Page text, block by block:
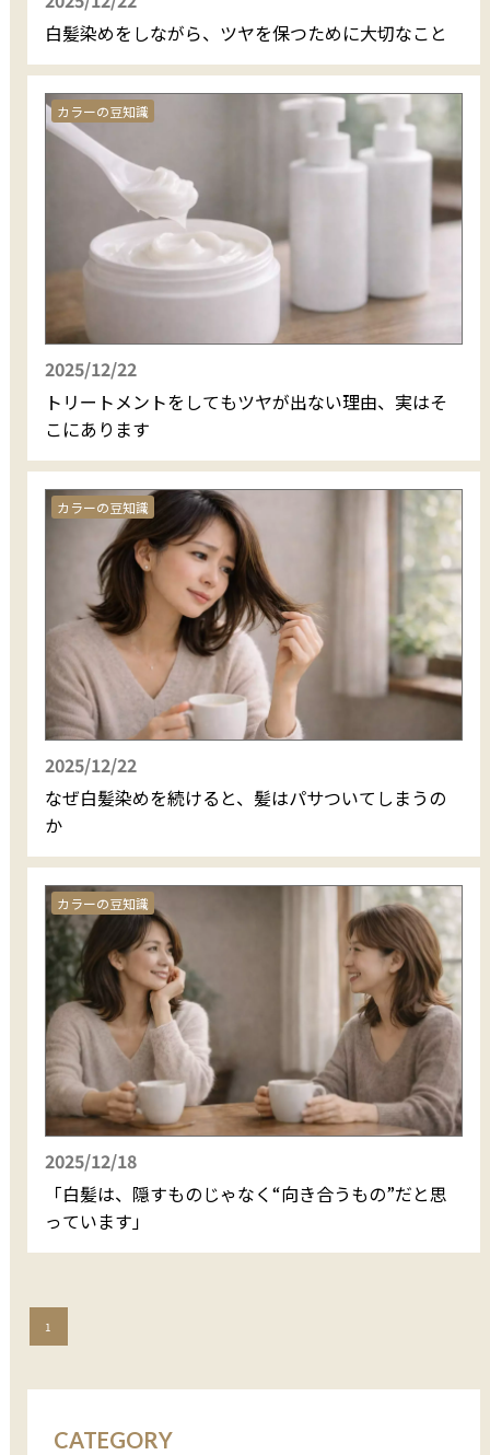
白髪染めをしながら、ツヤを保つために大切なこと
カラーの豆知識
2025/12/22
トリートメントをしてもツヤが出ない理由、実はそ
こにあります
カラーの豆知識
2025/12/22
なぜ白髪染めを続けると、髪はパサついてしまうの
か
カラーの豆知識
2025/12/18
「白髪は、隠すものじゃなく“向き合うもの”だと思
っています」
1
CATEGORY